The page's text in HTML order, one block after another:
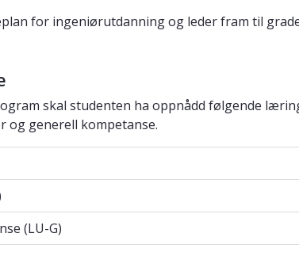
for ingeniørutdanning og leder fram til
skal studenten ha oppnådd følgende
og generell kompetanse.
(LU-G)
(LU-G)